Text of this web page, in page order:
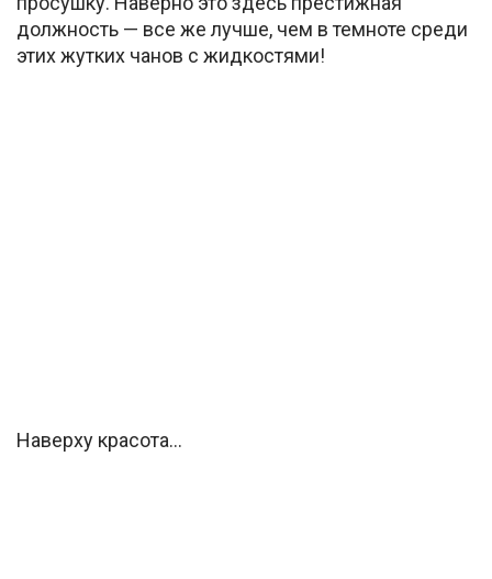
должность — все же лучше, чем в темноте среди
этих жутких чанов с жидкостями!
Наверху красота…